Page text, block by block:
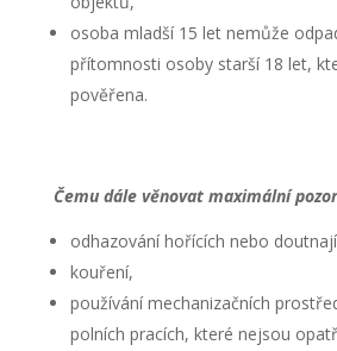
osoba mladší 15 let nemůže
přítomnosti osoby starší 18 let,
pověřena.
Čemu dále věnovat maximální
odhazování hořících nebo
kouření,
používání mechanizačních
polních pracích, které nejsou